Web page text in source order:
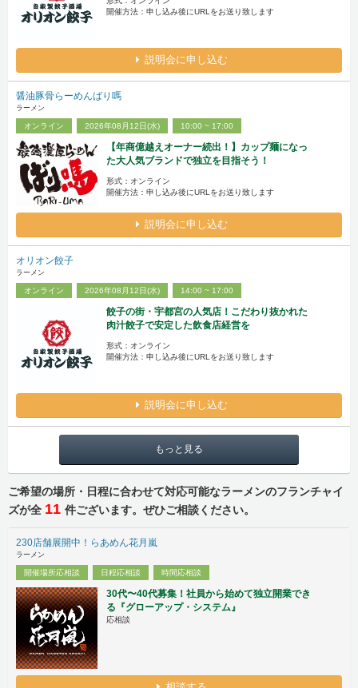
開催方法：申し込み後にURLをお送り致します
説明会に申し込む
醤油豚骨らーめんばり嗎
ラーメン
オンライン 2026年08月12日(水) 10:00 ~ 17:00
【年商億越えオーナー続出！】カップ麺になっ
た大人気ブランドで独立を目指そう！
形式：オンライン
開催方法：申し込み後にURLをお送り致します
説明会に申し込む
オリオン餃子
ラーメン
オンライン 2026年08月12日(水) 14:00 ~ 17:00
餃子の街・宇都宮の人気店！こだわり抜かれた
肉汁餃子で安定した飲食店経営を
形式：オンライン
開催方法：申し込み後にURLをお送り致します
説明会に申し込む
もっと見る
ご希望の場所・日程に合わせて対応可能なラーメンのフランチャイ
ズが全 11 件ございます。ぜひご相談ください。
230店舗展開中！らあめん花月嵐
ラーメン
開催場所応相談 日程応相談 時間応相談
30代〜40代募集！社員から始めて独立開業でき
る『グローアップ・システム』
応相談